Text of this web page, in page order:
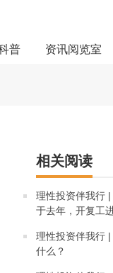
普 资讯阅览室
相关阅读
理性投资伴我行
于去年，开复工
理性投资伴我行
什么？